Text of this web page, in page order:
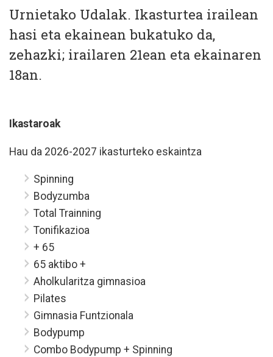
Urnietako Udalak. Ikasturtea irailean
hasi eta ekainean bukatuko da,
zehazki; irailaren 21ean eta ekainaren
18an.
Ikastaroak
Hau da 2026-2027 ikasturteko eskaintza
Spinning
Bodyzumba
Total Trainning
Tonifikazioa
+ 65
65 aktibo +
Aholkularitza gimnasioa
Pilates
Gimnasia Funtzionala
Bodypump
Combo Bodypump + Spinning